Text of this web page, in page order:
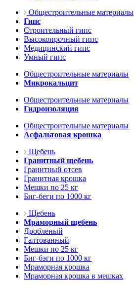
Общестроительные материалы
Гипс
Строительный гипс
Высокопрочный гипс
Медицинский гипс
Умный гипс
Общестроительные материалы
Микрокальцит
Общестроительные материалы
Гидроизоляция
Общестроительные материалы
Асфальтовая крошка
Щебень
Гранитный щебень
Гранитный отсев
Гранитная крошка
Мешки по 25 кг
Биг-беги по 1000 кг
Щебень
Мраморный щебень
Дробленый
Галтованный
Мешки по 25 кг
Биг-бэги по 1000 кг
Мраморная крошка
Мраморная крошка в мешках